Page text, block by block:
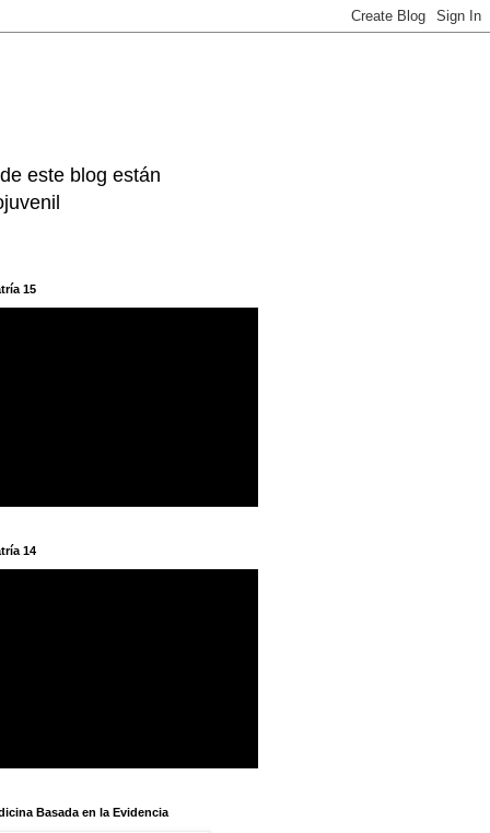
este blog están
15
14
Basada en la Evidencia